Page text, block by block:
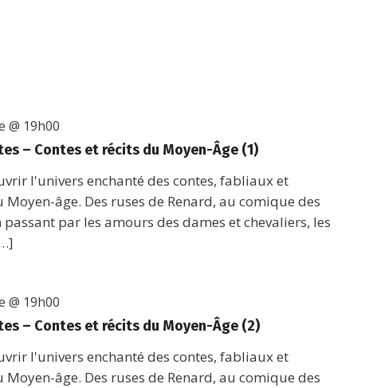
– Contes et récits du Moyen-Âge (1)
@ 19h00
l'univers enchanté des contes, fabliaux et
Moyen-âge. Des ruses de Renard, au comique des
par les amours des dames et chevaliers, les
– Contes et récits du Moyen-Âge (2)
@ 19h00
l'univers enchanté des contes, fabliaux et
Moyen-âge. Des ruses de Renard, au comique des